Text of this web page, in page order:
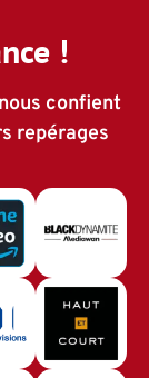
!
nous confient
repérages